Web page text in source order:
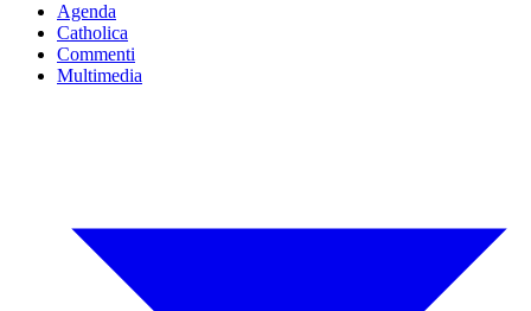
Agenda
Catholica
Commenti
Multimedia